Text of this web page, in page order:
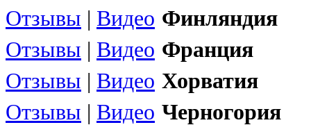
Отзывы | Видео Финляндия
Отзывы | Видео Франция
Отзывы | Видео Хорватия
Отзывы | Видео Черногория